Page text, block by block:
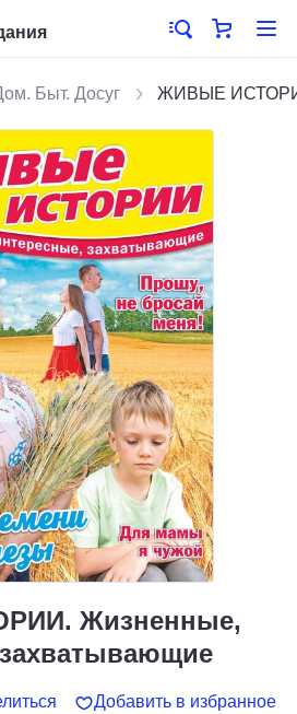
Быт. Досуг ЖИВЫЕ
Жизненные,
Добавить в избранное